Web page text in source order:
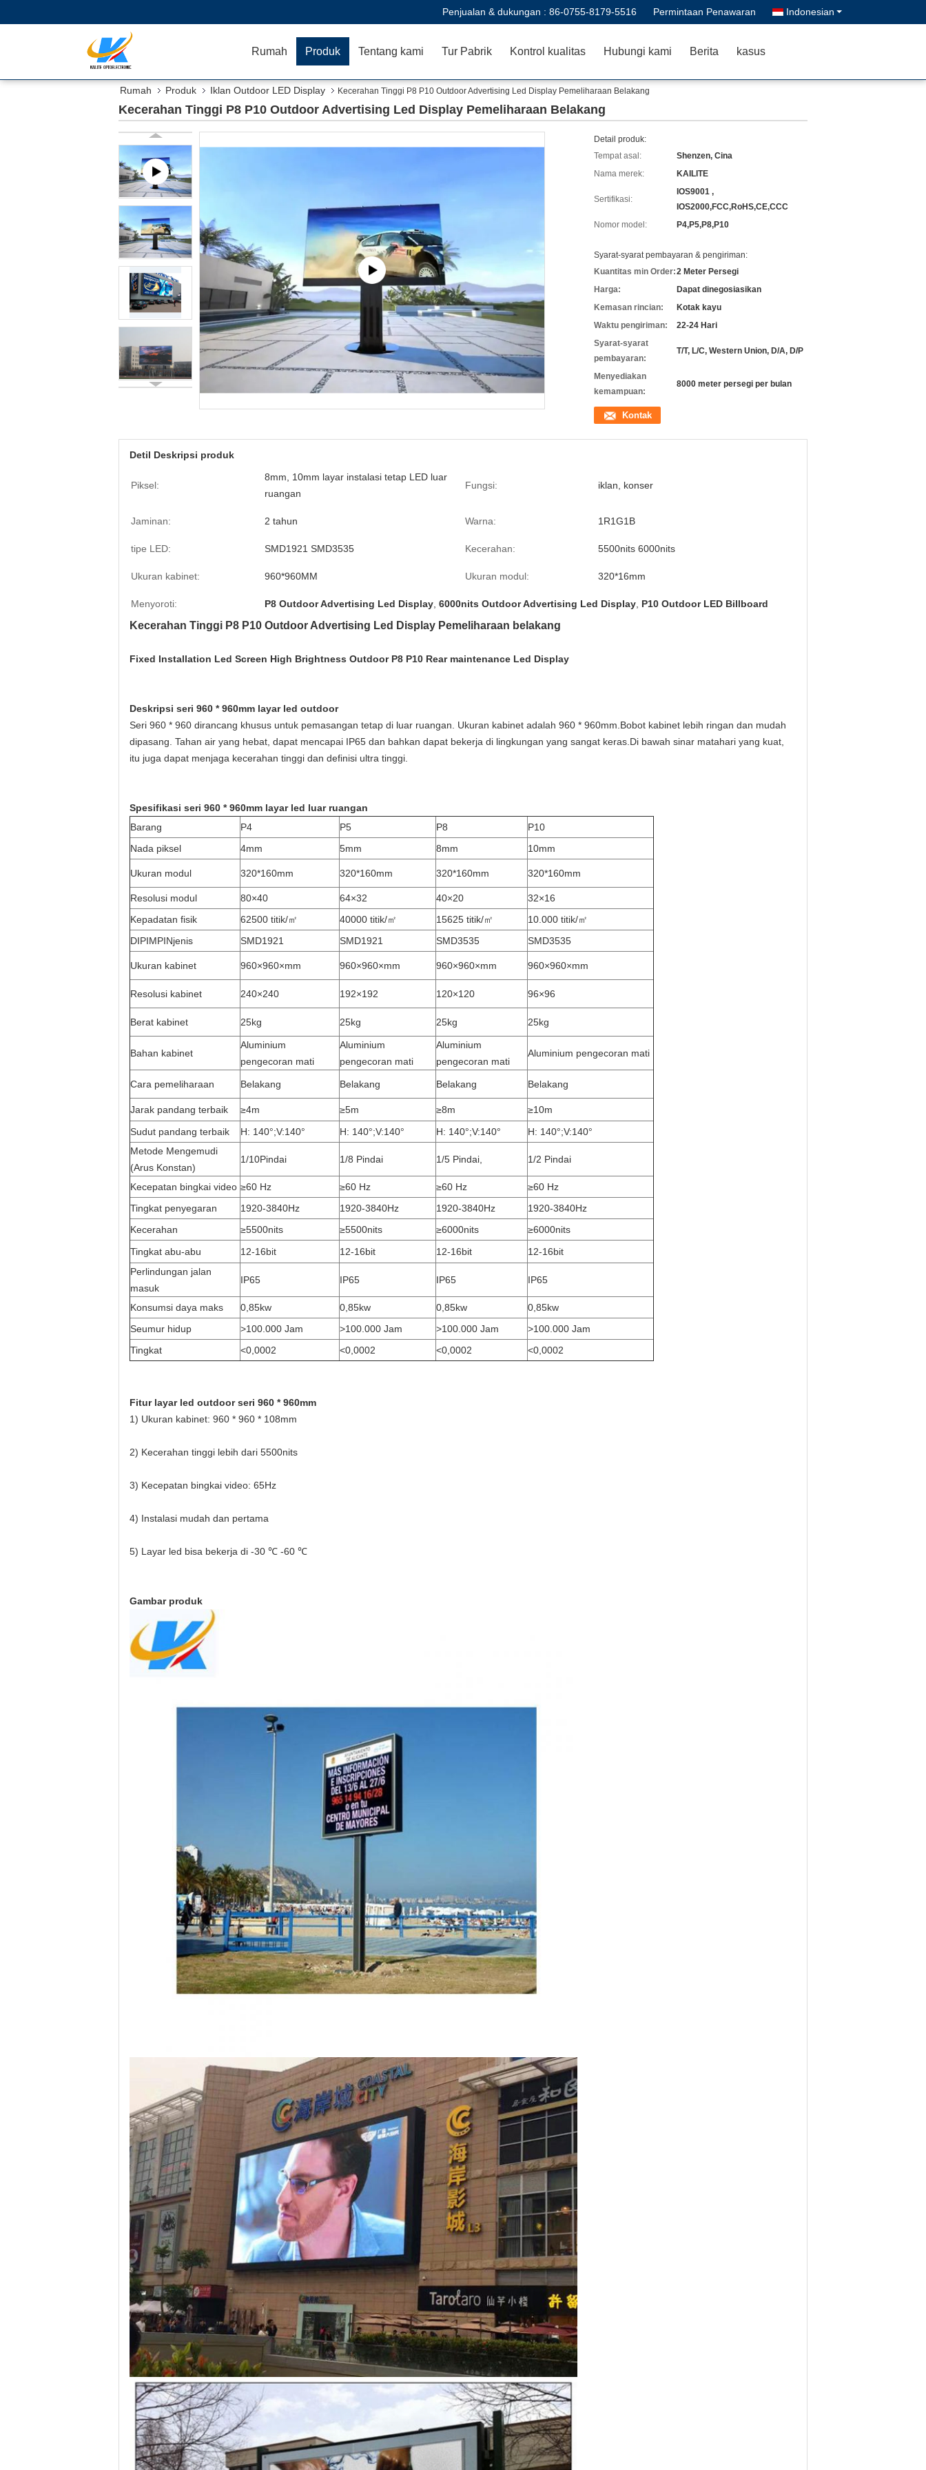
Penjualan & dukungan : 86-0755-8179-5516 Permintaan Penawaran Indonesian
Rumah Produk Tentang kami Tur Pabrik Kontrol kualitas Hubungi kami Berita kasus
Rumah Produk Iklan Outdoor LED Display Kecerahan Tinggi P8 P10 Outdoor Advertising Led Display Pemeliharaan Belakang
Kecerahan Tinggi P8 P10 Outdoor Advertising Led Display Pemeliharaan Belakang
Detail produk:
Tempat asal:
Shenzen, Cina
Nama merek:
KAILITE
Sertifikasi:
IOS9001 ,
IOS2000,FCC,RoHS,CE,CCC
Nomor model:
P4,P5,P8,P10
Syarat-syarat pembayaran & pengiriman:
Kuantitas min Order:2 Meter Persegi
Harga:
Dapat dinegosiasikan
Kemasan rincian:
Kotak kayu
Waktu pengiriman:
22-24 Hari
Syarat-syarat
pembayaran:
T/T, L/C, Western Union, D/A, D/P
Menyediakan
kemampuan:
8000 meter persegi per bulan
Kontak
Detil Deskripsi produk
Piksel:
8mm, 10mm layar instalasi tetap LED luar
ruangan
Fungsi: iklan, konser
Jaminan: 2 tahun Warna: 1R1G1B
tipe LED: SMD1921 SMD3535 Kecerahan: 5500nits 6000nits
Ukuran kabinet: 960*960MM Ukuran modul: 320*16mm
Menyoroti: P8 Outdoor Advertising Led Display 6000nits Outdoor Advertising Led Display P10 Outdoor LED Billboard
Kecerahan Tinggi P8 P10 Outdoor Advertising Led Display Pemeliharaan belakang
Fixed Installation Led Screen High Brightness Outdoor P8 P10 Rear maintenance Led Display
Deskripsi seri 960 * 960mm layar led outdoor
Seri 960 * 960 dirancang khusus untuk pemasangan tetap di luar ruangan. Ukuran kabinet adalah 960 * 960mm.Bobot kabinet lebih ringan dan mudah
dipasang. Tahan air yang hebat, dapat mencapai IP65 dan bahkan dapat bekerja di lingkungan yang sangat keras.Di bawah sinar matahari yang kuat,
itu juga dapat menjaga kecerahan tinggi dan definisi ultra tinggi.
Spesifikasi seri 960 * 960mm layar led luar ruangan
Barang
P4 P5 P8
P10
Nada piksel
4mm 5mm 8mm 10mm
Ukuran modul 320*160mm 320*160mm 320*160mm 320*160mm
Resolusi modul 80×40 64×32 40×20
32×16
Kepadatan fisik
62500 titik/㎡ 40000 titik/㎡ 15625 titik/㎡ 10.000 titik/㎡
DIPIMPINjenis SMD1921 SMD1921 SMD3535 SMD3535
Ukuran kabinet 960×960×mm 960×960×mm 960×960×mm 960×960×mm
Resolusi kabinet 240×240 192×192 120×120 96×96
Berat kabinet 25kg 25kg 25kg 25kg
Bahan kabinet
Aluminium
pengecoran mati
Aluminium
pengecoran mati
Aluminium
pengecoran mati
Aluminium pengecoran mati
Cara pemeliharaan Belakang Belakang Belakang Belakang
Jarak pandang terbaik ≥4m ≥5m ≥8m
≥10m
Sudut pandang terbaik
H: 140°;V:140° H: 140°;V:140° H: 140°;V:140°
H: 140°;V:140°
Metode Mengemudi
(Arus Konstan)
1/10Pindai 1/8 Pindai 1/5 Pindai, 1/2 Pindai
Kecepatan bingkai video ≥60 Hz ≥60 Hz ≥60 Hz
≥60 Hz
Tingkat penyegaran
1920-3840Hz 1920-3840Hz 1920-3840Hz
1920-3840Hz
Kecerahan
≥5500nits ≥5500nits ≥6000nits
≥6000nits
Tingkat abu-abu
12-16bit 12-16bit 12-16bit
12-16bit
Perlindungan jalan
masuk
IP65 IP65 IP65 IP65
Konsumsi daya maks 0,85kw 0,85kw 0,85kw
0,85kw
Seumur hidup
>100.000 Jam >100.000 Jam >100.000 Jam
>100.000 Jam
Tingkat
<0,0002 <0,0002 <0,0002 <0,0002
Fitur layar led outdoor seri 960 * 960mm
1) Ukuran kabinet: 960 * 960 * 108mm
2) Kecerahan tinggi lebih dari 5500nits
3) Kecepatan bingkai video: 65Hz
4) Instalasi mudah dan pertama
5) Layar led bisa bekerja di -30 ℃ -60 ℃
Gambar produk